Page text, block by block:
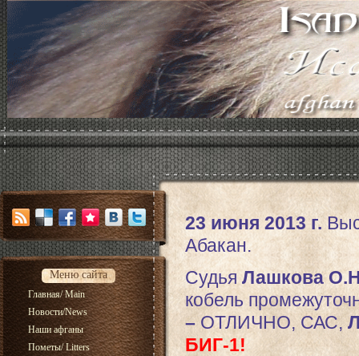
Меню сайта
Главная/ Main
Новости/News
Наши афганы
Пометы/ Litters
23 июня 2013 г.
Абакан.
Судья Лашкова
кобель
– ОТЛИЧНО, САС,
БИГ-1!